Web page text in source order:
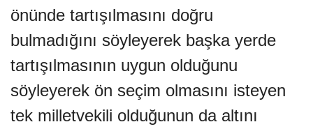
önünde tartışılmasını doğru
bulmadığını söyleyerek başka yerde
tartışılmasının uygun olduğunu
söyleyerek ön seçim olmasını isteyen
tek milletvekili olduğunun da altını